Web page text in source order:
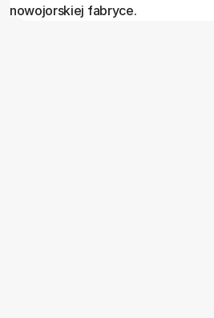
nowojorskiej fabryce.